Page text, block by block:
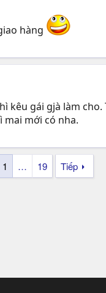
hàng
kêu gái gjà làm
mai mới có nha.
1 … 19 Tiếp